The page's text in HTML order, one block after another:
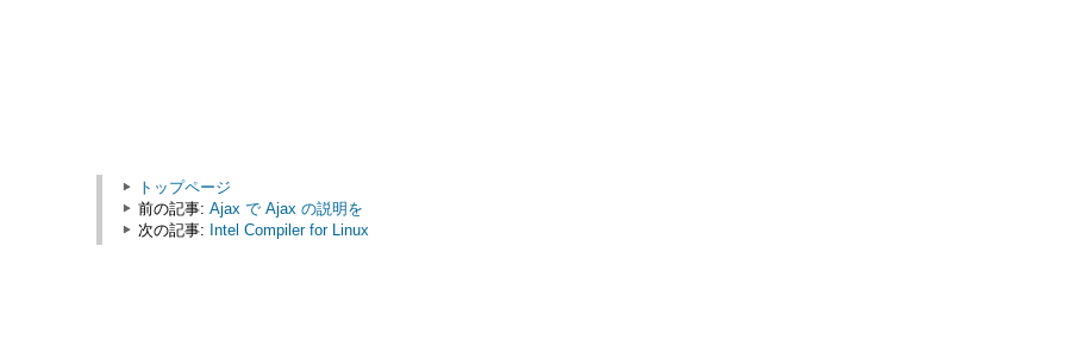
トップページ
前の記事: Ajax で Ajax の説明を
次の記事: Intel Compiler for Linux